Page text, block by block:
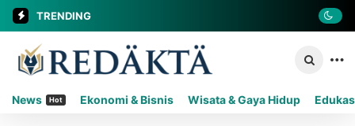
TRENDING
News Hot Ekonomi & Bisnis Wisata & Gaya Hidup